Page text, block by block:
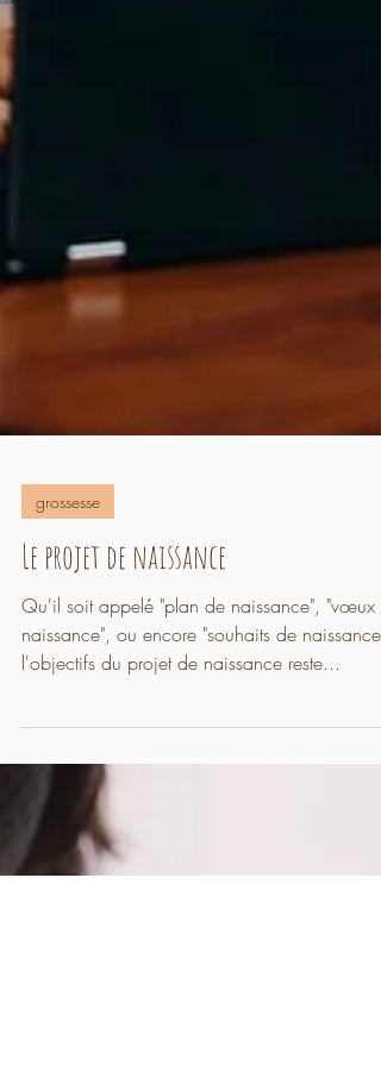
grossesse
Le projet de naissance
Qu'il soit appelé "plan de naissance", "vœux
naissance", ou encore "souhaits de naissance",
l'objectifs du projet de naissance reste...